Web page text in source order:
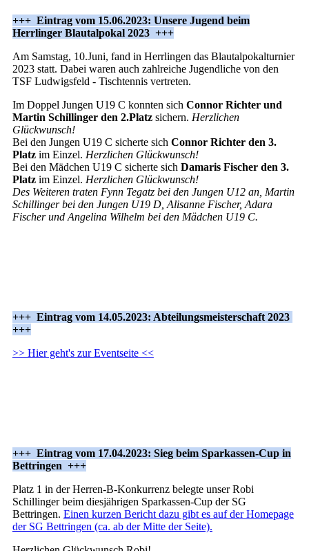
+++ Eintrag vom 15.06.2023: Unsere Jugend beim
Herrlinger Blautalpokal 2023 +++
Am Samstag, 10.Juni, fand in Herrlingen das Blautalpokalturnier
2023 statt. Dabei waren auch zahlreiche Jugendliche von den
TSF Ludwigsfeld - Tischtennis vertreten.
Im Doppel Jungen U19 C konnten sich Connor Richter und
Martin Schillinger den 2.Platzsichern. Herzlichen
Glückwunsch!
Bei den Jungen U19 C sicherte sich Connor Richter den 3.
Platzim Einzel. Herzlichen Glückwunsch!
Bei den Mädchen U19 C sicherte sich Damaris Fischer den 3.
Platzim Einzel. Herzlichen Glückwunsch!
Des Weiteren traten Fynn Tegatz bei den Jungen U12 an, Martin
Schillinger bei den Jungen U19 D, Alisanne Fischer, Adara
Fischer und Angelina Wilhelm bei den Mädchen U19 C.
+++ Eintrag vom 14.05.2023: Abteilungsmeisterschaft 2023
+++
>> Hier geht's zur Eventseite <<
+++ Eintrag vom 17.04.2023: Sieg beim Sparkassen-Cup in
Bettringen +++
Platz 1 in der Herren-B-Konkurrenz belegte unser Robi
Schillinger beim diesjährigen Sparkassen-Cup der SG
Bettringen. Einen kurzen Bericht dazu gibt es auf der Homepage
der SG Bettringen (ca. ab der Mitte der Seite).